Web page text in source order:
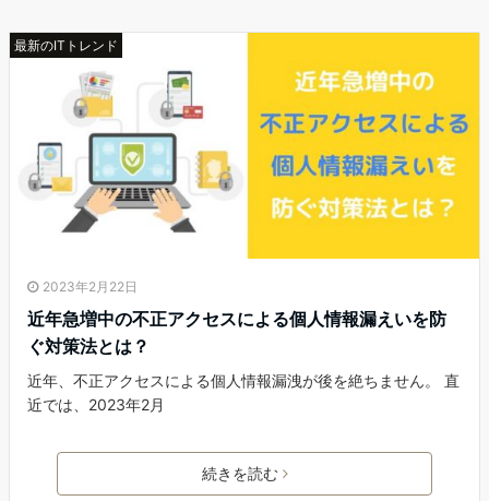
最新のITトレンド
2023年2月22日
近年急増中の不正アクセスによる個人情報漏えいを防
ぐ対策法とは？
近年、不正アクセスによる個人情報漏洩が後を絶ちません。 直
近では、2023年2月
続きを読む